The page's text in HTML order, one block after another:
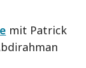
mit Patrick